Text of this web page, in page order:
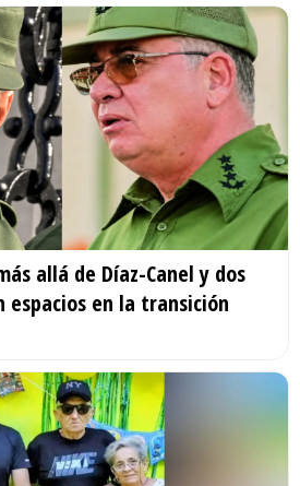
allá de Díaz-Canel y dos
espacios en la transición